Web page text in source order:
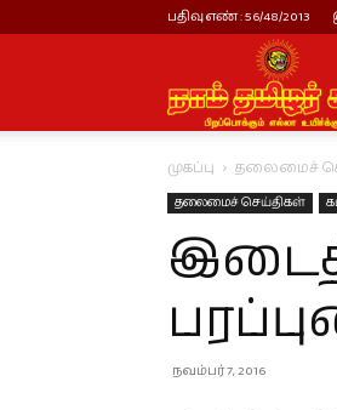
பதிவு எண் : 56/48/2013
முகப்பு தலைமைச்
தலைமைச் செய்திகள்
நவம்பர் 7, 2016